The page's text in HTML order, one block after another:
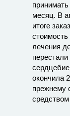
месяц. В
итоге
стоимость
лечения
окончила
прежнему